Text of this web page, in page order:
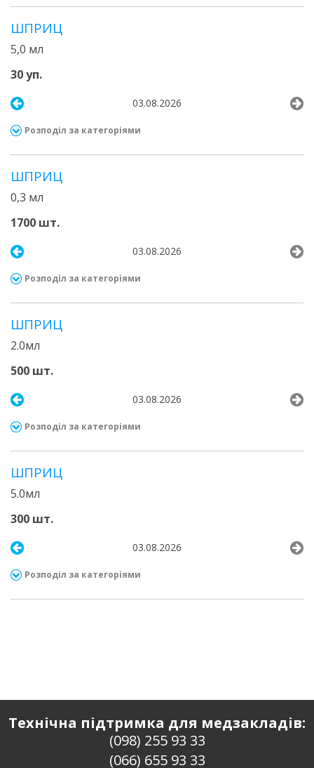
ШПРИЦ
5,0 мл
30 уп.
03.08.2026
Розподіл за категоріями
ШПРИЦ
0,3 мл
1700 шт.
03.08.2026
Розподіл за категоріями
ШПРИЦ
2.0мл
500 шт.
03.08.2026
Розподіл за категоріями
ШПРИЦ
5.0мл
300 шт.
03.08.2026
Розподіл за категоріями
Технічна підтримка для медзакладів:
(098) 255 93 33
(066) 655 93 33